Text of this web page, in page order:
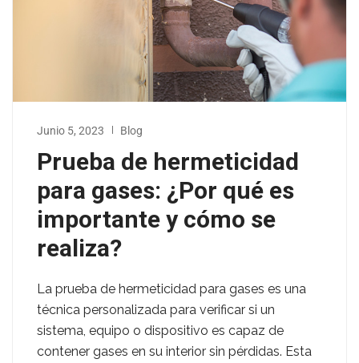
Junio 5, 2023 Blog
Prueba de hermeticidad
para gases: ¿Por qué es
importante y cómo se
realiza?
La prueba de hermeticidad para gases es una
técnica personalizada para verificar si un
sistema, equipo o dispositivo es capaz de
contener gases en su interior sin pérdidas. Esta